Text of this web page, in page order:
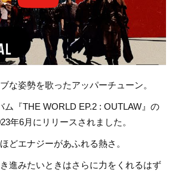
な姿勢を歌ったアッパーチューン。
ム『THE WORLD EP.2 : OUTLAW』の
年6月にリリースされました。
どエナジーがあふれる熱さ。
進みたいときはさらに力をくれるはず